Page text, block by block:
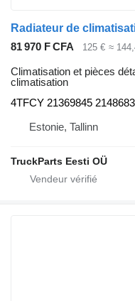
81 970 F CFA 125 € ≈
Climatisation et pièces
climatisation
4TFCY 21369845
Estonie, Tallinn
TruckParts Eesti OÜ